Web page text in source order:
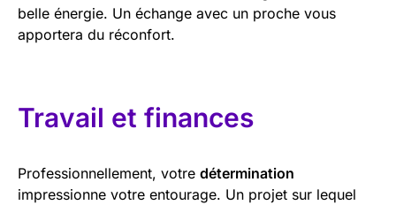
belle énergie. Un échange avec un proche vous
apportera du réconfort.
Travail et finances
Professionnellement, votre détermination
impressionne votre entourage. Un projet sur lequel